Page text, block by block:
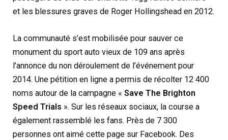
et les blessures graves de Roger Hollingshead en 2012.
La communauté s’est mobilisée pour sauver ce
monument du sport auto vieux de 109 ans après
l’annonce du non déroulement de l’événement pour
2014. Une pétition en ligne a permis de récolter 12 400
noms autour de la campagne «Save The Brighton
Speed Trials ». Sur les réseaux sociaux, la course a
également rassemblé les fans. Près de 7 300
personnes ont aimé cette page sur Facebook. Des